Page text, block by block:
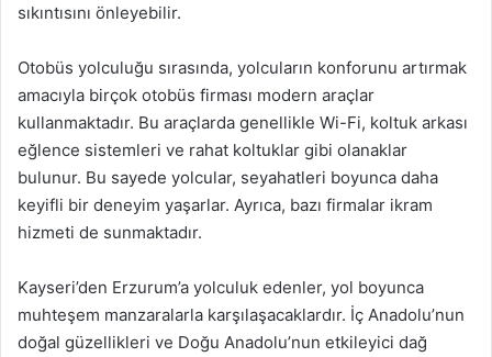
sıkıntısını önleyebilir.
Otobüs yolculuğu sırasında, yolcuların konforunu artırmak
amacıyla birçok otobüs firması modern araçlar
kullanmaktadır. Bu araçlarda genellikle Wi-Fi, koltuk arkası
eğlence sistemleri ve rahat koltuklar gibi olanaklar
bulunur. Bu sayede yolcular, seyahatleri boyunca daha
keyifli bir deneyim yaşarlar. Ayrıca, bazı firmalar ikram
hizmeti de sunmaktadır.
Kayseri’den Erzurum’a yolculuk edenler, yol boyunca
muhteşem manzaralarla karşılaşacaklardır. İç Anadolu’nun
doğal güzellikleri ve Doğu Anadolu’nun etkileyici dağ